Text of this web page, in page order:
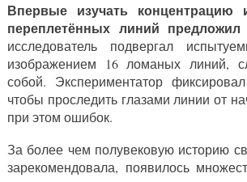
Впервые изучать
переплетённых линий
исследователь подвергал
изображением 16 ломаных линий,
собой. Экспериментатор
чтобы проследить глазами линии от
при этом ошибок.
За более чем полувековую историю
зарекомендовала, появилось